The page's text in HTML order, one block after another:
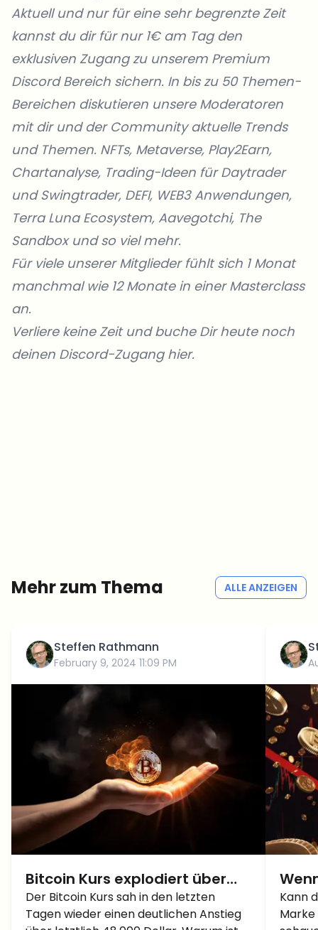
Aktuell und nur für eine sehr begrenzte Zeit
kannst du dir für nur 1€ am Tag den
exklusiven Zugang zu unserem Premium
Discord Bereich sichern. In bis zu 50 Themen-
Bereichen diskutieren unsere Moderatoren
mit dir und der Community aktuelle Trends
und Themen. NFTs, Metaverse, Play2Earn,
Chartanalyse, Trading-Ideen für Daytrader
und Swingtrader, DEFI, WEB3 Anwendungen,
Terra Luna Ecosystem, Aavegotchi, The
Sandbox und so viel mehr.
Für viele unserer Mitglieder fühlt sich 1 Monat
manchmal wie 12 Monate in einer Masterclass
an.
Verliere keine Zeit und buche Dir heute noch
deinen Discord-Zugang hier.
Mehr zum Thema ALLE ANZEIGEN
Steffen Rathmann
February 9, 2024 11:09 PM
Bitcoin Kurs explodiert über
48.000 Dollar – Folgen die
50.000 Dollar?
Der Bitcoin Kurs sah in den letzten
Tagen wieder einen deutlichen Anstieg
fällt,
BTC
Kann